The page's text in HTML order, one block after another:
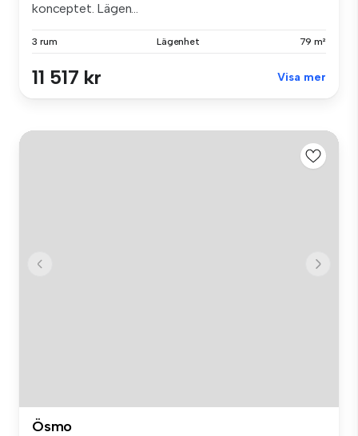
konceptet. Lägen...
3 rum Lägenhet 79 m²
11 517 kr Visa mer
Ösmo